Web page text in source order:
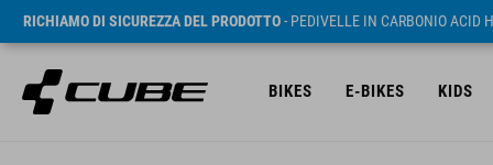
RICHIAMO DI SICUREZZA DEL PRODOTTO- PEDIVELLE IN CARBONIO ACID
BIKES E-BIKES KIDS